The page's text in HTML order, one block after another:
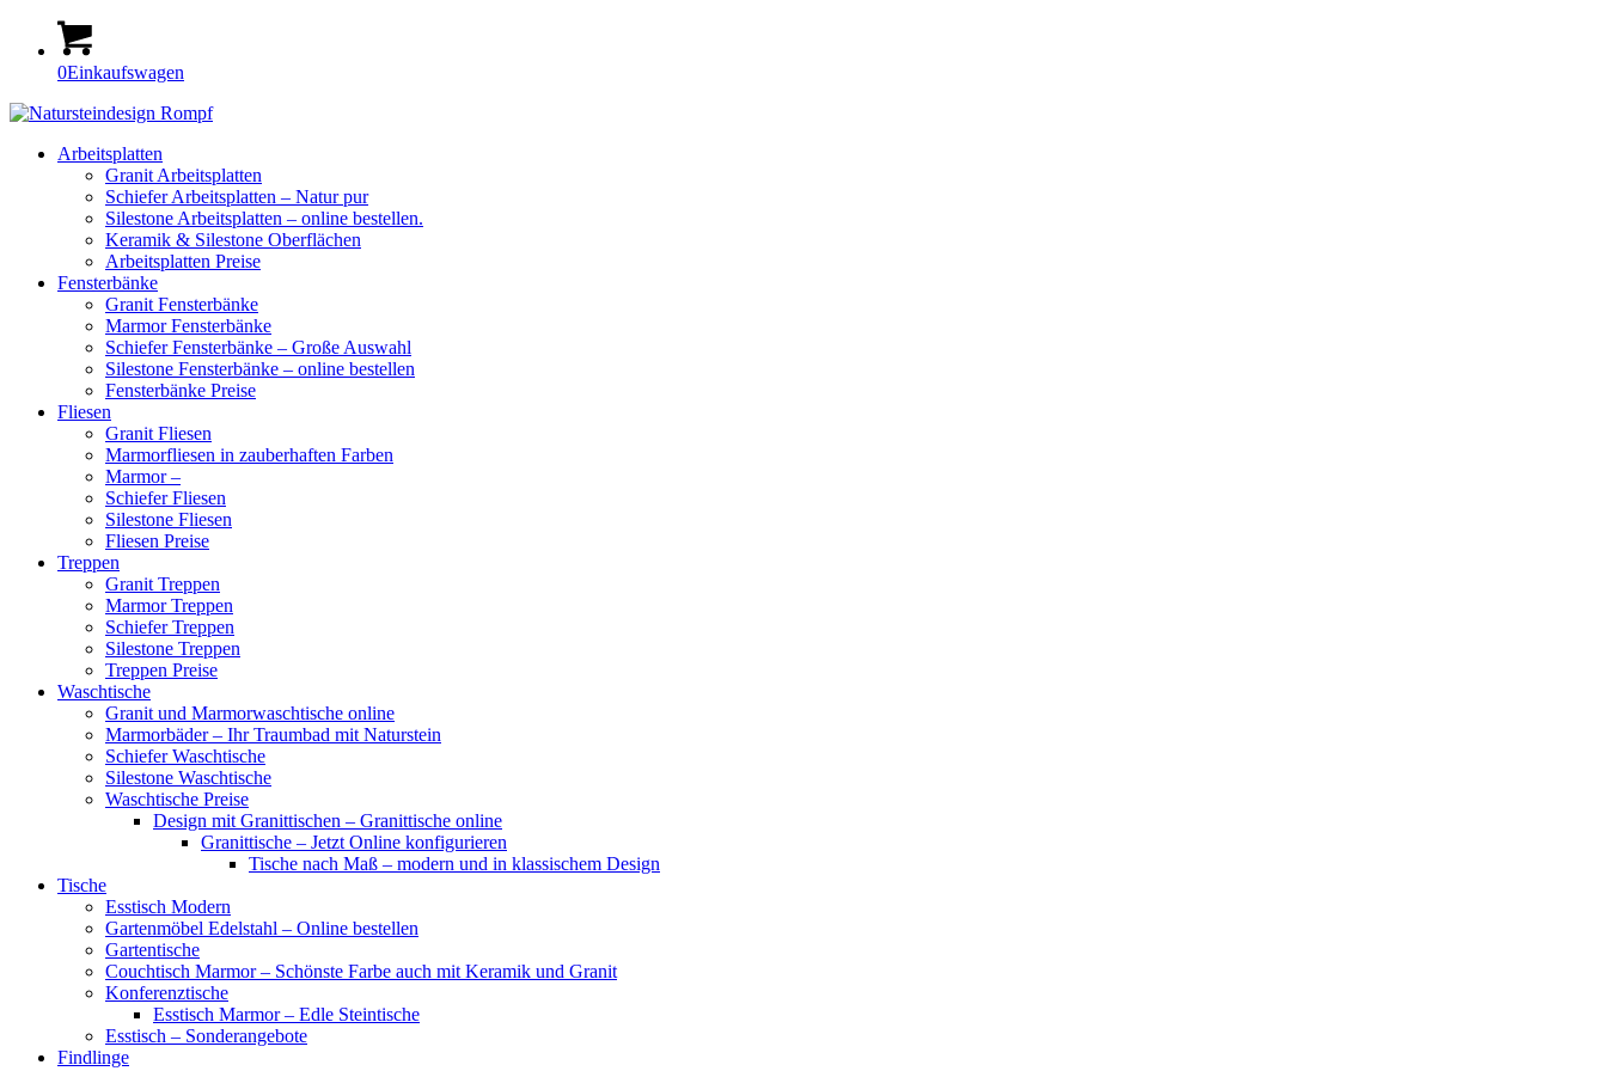
0Einkaufswagen
Arbeitsplatten
Granit Arbeitsplatten
Schiefer Arbeitsplatten – Natur pur
Silestone Arbeitsplatten – online bestellen.
Keramik & Silestone Oberflächen
Arbeitsplatten Preise
Fensterbänke
Granit Fensterbänke
Marmor Fensterbänke
Schiefer Fensterbänke – Große Auswahl
Silestone Fensterbänke – online bestellen
Fensterbänke Preise
Fliesen
Granit Fliesen
Marmorfliesen in zauberhaften Farben
Marmor –
Schiefer Fliesen
Silestone Fliesen
Fliesen Preise
Treppen
Granit Treppen
Marmor Treppen
Schiefer Treppen
Silestone Treppen
Treppen Preise
Waschtische
Granit und Marmorwaschtische online
Marmorbäder – Ihr Traumbad mit Naturstein
Schiefer Waschtische
Silestone Waschtische
Waschtische Preise
Design mit Granittischen – Granittische online
Granittische – Jetzt Online konfigurieren
Tische nach Maß – modern und in klassischem Design
Tische
Esstisch Modern
Gartenmöbel Edelstahl – Online bestellen
Gartentische
Couchtisch Marmor – Schönste Farbe auch mit Keramik und Granit
Konferenztische
Esstisch Marmor – Edle Steintische
Esstisch – Sonderangebote
Findlinge